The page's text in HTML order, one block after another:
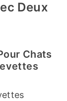
Deux
Chats